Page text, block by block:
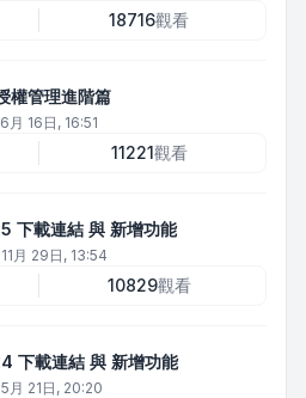
18716觀看
權管理進階篇
月 16日, 16:51
11221觀看
下載連結 與 新增功能
月 29日, 13:54
10829觀看
下載連結 與 新增功能
月 21日, 20:20